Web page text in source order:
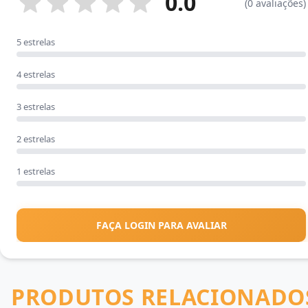
(0 avaliações)
5 estrelas
4 estrelas
3 estrelas
2 estrelas
1 estrelas
FAÇA LOGIN PARA AVALIAR
PRODUTOS